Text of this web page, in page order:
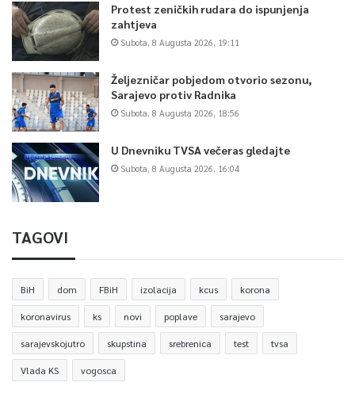
Protest zeničkih rudara do ispunjenja
zahtjeva
Subota, 8 Augusta 2026, 19:11
Željezničar pobjedom otvorio sezonu,
Sarajevo protiv Radnika
Subota, 8 Augusta 2026, 18:56
U Dnevniku TVSA večeras gledajte
Subota, 8 Augusta 2026, 16:04
TAGOVI
BiH dom FBiH izolacija kcus korona
koronavirus ks novi poplave sarajevo
sarajevskojutro skupstina srebrenica test tvsa
Vlada KS vogosca